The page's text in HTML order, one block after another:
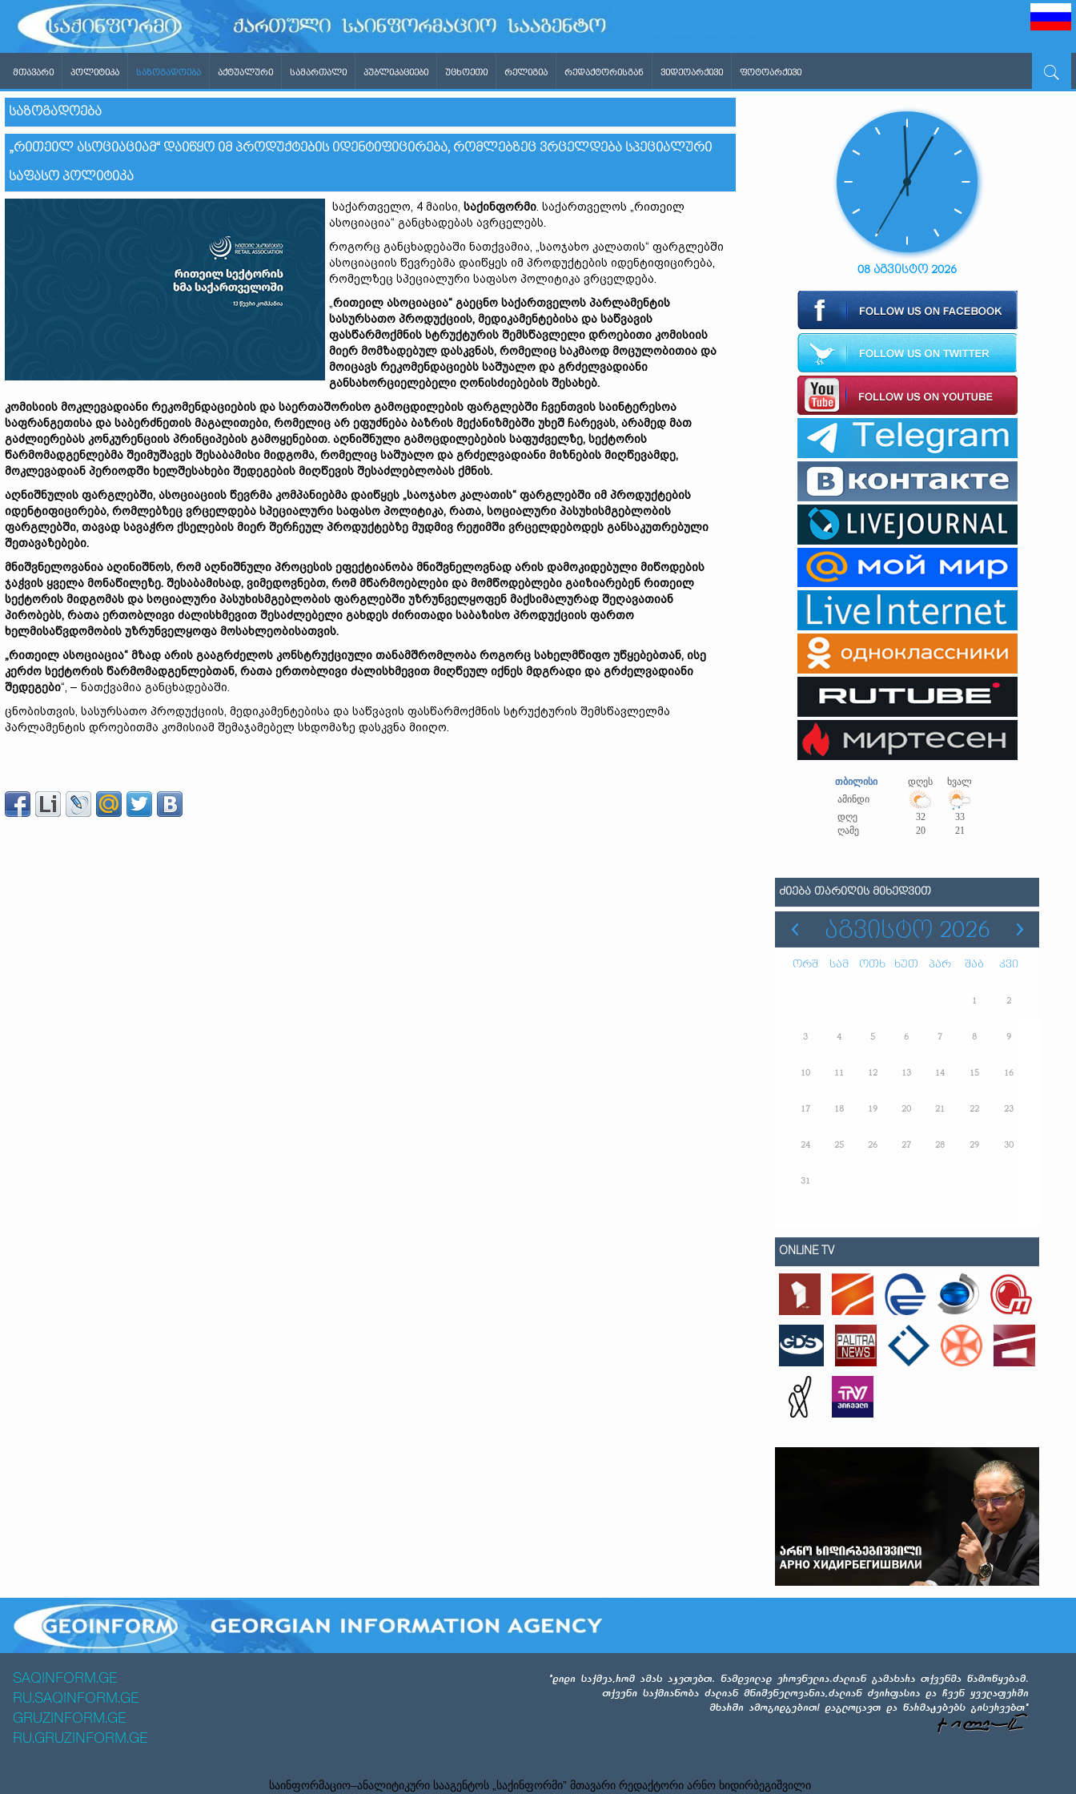
ᲛᲗᲐᲕᲐᲠᲘ ᲞᲝᲚᲘᲢᲘᲙᲐ ᲡᲐᲖᲝᲒᲐᲓᲝᲔᲑᲐ ᲐᲥᲢᲣᲐᲚᲣᲠᲘ ᲡᲐᲛᲐᲠᲗᲐᲚᲘ ᲞᲣᲑᲚᲘᲙᲐᲪᲘᲔᲑᲘ ᲣᲪᲮᲝᲔᲗᲘ ᲠᲔᲚᲘᲒᲘᲐ ᲠᲔᲓᲐᲥᲢᲝᲠᲘᲡᲒᲐᲜ ᲕᲘᲓᲔᲝᲐᲠᲥᲘᲕᲘ ᲤᲝᲢᲝᲐᲠᲥᲘᲕᲘ
ᲡᲐᲖᲝᲒᲐᲓᲝᲔᲑᲐ
„ᲠᲘᲗᲔᲘᲚ ᲐᲡᲝᲪᲘᲐᲪᲘᲐᲛ“ ᲓᲐᲘᲬᲧᲝ ᲘᲛ ᲞᲠᲝᲓᲣᲥᲢᲔᲑᲘᲡ ᲘᲓᲔᲜᲢᲘᲤᲘᲪᲘᲠᲔᲑᲐ, ᲠᲝᲛᲚᲔᲑᲖᲔᲪ ᲕᲠᲪᲔᲚᲓᲔᲑᲐ ᲡᲞᲔᲪᲘᲐᲚᲣᲠᲘ
ᲡᲐᲤᲐᲡᲝ ᲞᲝᲚᲘᲢᲘᲙᲐ
საქართველო, 4 მაისი, საქინფორმი. საქართველოს „რითეილ
ასოციაცია“ განცხადებას ავრცელებს.
როგორც განცხადებაში ნათქვამია, „საოჯახო კალათის“ ფარგლებში
ასოციაციის წევრებმა დაიწყეს იმ პროდუქტების იდენტიფიცირება,
რომელზეც სპეციალური საფასო პოლიტიკა ვრცელდება.
„რითეილ ასოციაცია“ გაეცნო საქართველოს პარლამენტის
სასურსათო პროდუქციის, მედიკამენტებისა და საწვავის
ფასწარმოქმნის სტრუქტურის შემსწავლელი დროებითი კომისიის
მიერ მომზადებულ დასკვნას, რომელიც საკმაოდ მოცულობითია და
მოიცავს რეკომენდაციებს საშუალო და გრძელვადიანი
განსახორციელებელი ღონისძიებების შესახებ.
კომისიის მოკლევადიანი რეკომენდაციების და საერთაშორისო გამოცდილების ფარგლებში ჩვენთვის საინტერესოა
საფრანგეთისა და საბერძნეთის მაგალითები, რომელიც არ ეფუძნება ბაზრის მექანიზმებში უხეშ ჩარევას, არამედ მათ
გაძლიერებას კონკურენციის პრინციპების გამოყენებით. აღნიშნული გამოცდილებების საფუძველზე, სექტორის
წარმომადგენლებმა შეიმუშავეს შესაბამისი მიდგომა, რომელიც საშუალო და გრძელვადიანი მიზნების მიღწევამდე,
მოკლევადიან პერიოდში ხელშესახები შედეგების მიღწევის შესაძლებლობას ქმნის.
აღნიშნულის ფარგლებში, ასოციაციის წევრმა კომპანიებმა დაიწყეს „საოჯახო კალათის“ ფარგლებში იმ პროდუქტების
იდენტიფიცირება, რომლებზეც ვრცელდება სპეციალური საფასო პოლიტიკა, რათა, სოციალური პასუხისმგებლობის
ფარგლებში, თავად სავაჭრო ქსელების მიერ შერჩეულ პროდუქტებზე მუდმივ რეჟიმში ვრცელდებოდეს განსაკუთრებული
შეთავაზებები.
მნიშვნელოვანია აღინიშნოს, რომ აღნიშნული პროცესის ეფექტიანობა მნიშვნელოვნად არის დამოკიდებული მიწოდების
ჯაჭვის ყველა მონაწილეზე. შესაბამისად, ვიმედოვნებთ, რომ მწარმოებლები და მომწოდებლები გაიზიარებენ რითეილ
სექტორის მიდგომას და სოციალური პასუხისმგებლობის ფარგლებში უზრუნველყოფენ მაქსიმალურად შეღავათიან
პირობებს, რათა ერთობლივი ძალისხმევით შესაძლებელი გახდეს ძირითადი საბაზისო პროდუქციის ფართო
ხელმისაწვდომობის უზრუნველყოფა მოსახლეობისათვის.
„რითეილ ასოციაცია“ მზად არის გააგრძელოს კონსტრუქციული თანამშრომლობა როგორც სახელმწიფო უწყებებთან, ისე
კერძო სექტორის წარმომადგენლებთან, რათა ერთობლივი ძალისხმევით მიღწეულ იქნეს მდგრადი და გრძელვადიანი
შედეგები“, – ნათქვამია განცხადებაში.
ცნობისთვის, სასურსათო პროდუქციის, მედიკამენტებისა და საწვავის ფასწარმოქმნის სტრუქტურის შემსწავლელმა
პარლამენტის დროებითმა კომისიამ შემაჯამებელ სხდომაზე დასკვნა მიიღო.
08 აგვისტო 2026
თბილისი დღეს
ხვალ
ამინდი
დღე
32
33
ღამე
20 21
ᲫᲘᲔᲑᲐ ᲗᲐᲠᲘᲦᲘᲡ ᲛᲘᲮᲔᲓᲕᲘᲗ
ᲐᲒᲕᲘᲡᲢᲝ 2026
ორშ სამ ოთხ ხუთ პარ შაბ კვი
1 2
3 4 5 6 7 8 9
10 11 12 13 14 15 16
17 18 19 20 21 22 23
24 25 26 27 28 29 30
31
ONLINE TV
SAQINFORM.GE
RU.SAQINFORM.GE
GRUZINFORM.GE
RU.GRUZINFORM.GE
საინფორმაციო–ანალიტიკური სააგენტოს „საქინფორმი” მთავარი რედაქტორი არნო ხიდირბეგიშვილი